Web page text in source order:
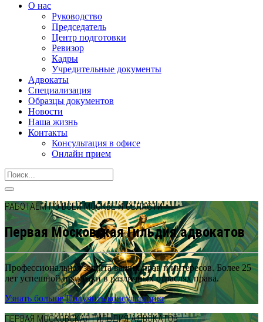
О нас
Руководство
Председатель
Центр подготовки
Ревизор
Кадры
Учредительные документы
Адвокаты
Специализация
Образцы документов
Новости
Наша жизнь
Контакты
Консультация в офисе
Онлайн прием
РАБОТАЕМ ПО ВСЕЙ МОСКВЕ И ОБЛАСТИ
Первая Московская Гильдия адвокатов
Профессиональная защита ваших прав и интересов. Более 25
лет успешной практики в различных отраслях права.
Узнать больше Получить консультацию
ПЕРВАЯ МОСКОВСКАЯ ГИЛЬДИЯ АДВОКАТОВ